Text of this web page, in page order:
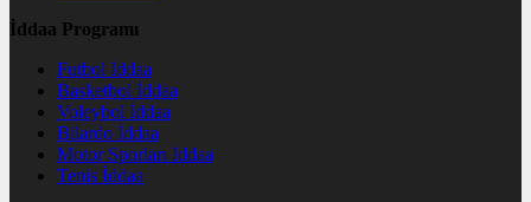
İddaa Programı
Futbol İddaa
Basketbol İddaa
Voleybol İddaa
Bilardo İddaa
Motor Sporları İddaa
Tenis İddaa